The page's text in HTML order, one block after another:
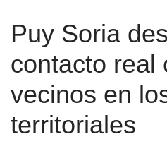
Puy Soria
contacto real
vecinos en
territoriales